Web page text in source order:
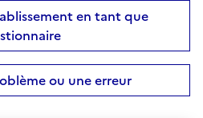
en tant que
ou une erreur